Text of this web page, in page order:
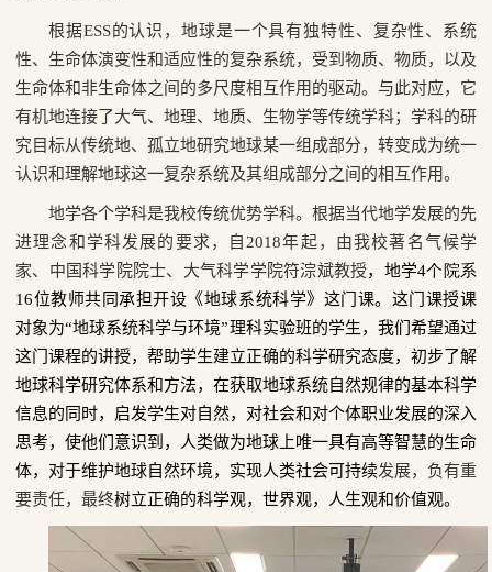
根据ESS的认识，地球是一个具有独特性、复杂性、系统
性、生命体演变性和适应性的复杂系统，受到物质、物质，以及
生命体和非生命体之间的多尺度相互作用的驱动。与此对应，它
有机地连接了大气、地理、地质、生物学等传统学科；学科的研
究目标从传统地、孤立地研究地球某一组成部分，转变成为统一
认识和理解地球这一复杂系统及其组成部分之间的相互作用。
地学各个学科是我校传统优势学科。根据当代地学发展的先
进理念和学科发展的要求，自 2018年起，由我校著名气候学
家、中国科学院院士、大气科学学院符淙斌教授，地学4个院系
16位教师共同承担开设《地球系统科学》这门课。这门课授课
对象为“地球系统科学与环境”理科实验班的学生，我们希望通过
这门课程的讲授，帮助学生建立正确的科学研究态度，初步了解
地球科学研究体系和方法，在获取地球系统自然规律的基本科学
信息的同时，启发学生对自然，对社会和对个体职业发展的深入
思考，使他们意识到，人类做为地球上唯一具有高等智慧的生命
体，对于维护地球自然环境，实现人类社会可持续发展，负有重
要责任，最终树立正确的科学观，世界观，人生观和价值观。